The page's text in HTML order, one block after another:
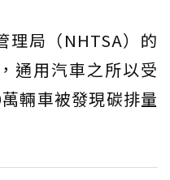
理局（NHTSA）的
通用汽車之所以受
輛車被發現碳排量